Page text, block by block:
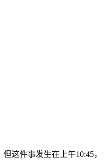
这件事发生在上午10:45，